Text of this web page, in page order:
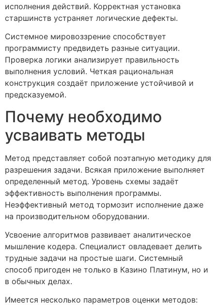
исполнения действий. Корректная установка
старшинств устраняет логические дефекты.
Системное мировоззрение способствует
программисту предвидеть разные ситуации.
Проверка логики анализирует правильность
выполнения условий. Четкая рациональная
конструкция создаёт приложение устойчивой и
предсказуемой.
Почему необходимо
усваивать методы
Метод представляет собой поэтапную методику для
разрешения задачи. Всякая приложение выполняет
определенный метод. Уровень схемы задаёт
эффективность выполнения программы.
Неэффективный метод тормозит исполнение даже
на производительном оборудовании.
Усвоение алгоритмов развивает аналитическое
мышление кодера. Специалист овладевает делить
трудные задачи на простые шаги. Системный
способ пригоден не только в Казино Платинум, но и
в обычных делах.
Имеется несколько параметров оценки методов: